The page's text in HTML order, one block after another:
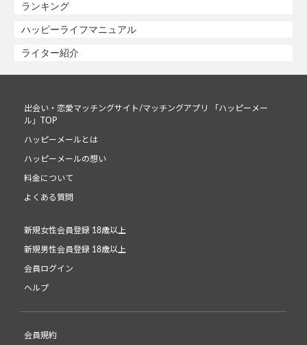
ランキング
ハッピーライフマニュアル
ライター紹介
出会い・恋愛マッチングサイト/マッチングアプリ 「ハッピーメー
ル」TOP
ハッピーメールとは
ハッピーメールの想い
料金について
よくある質問
新規女性会員登録 18歳以上
新規男性会員登録 18歳以上
会員ログイン
ヘルプ
会員規約